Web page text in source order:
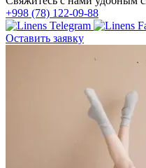
+998 (78) 122-09-88
Оставить заявку